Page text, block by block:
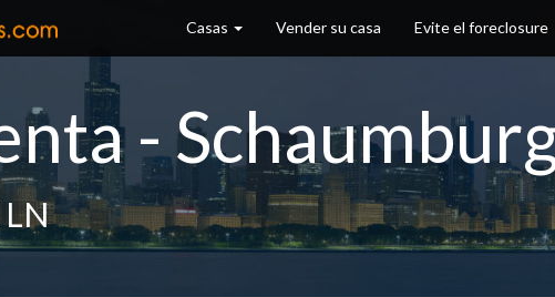
Casas Vender su casa Evite el foreclosure
-